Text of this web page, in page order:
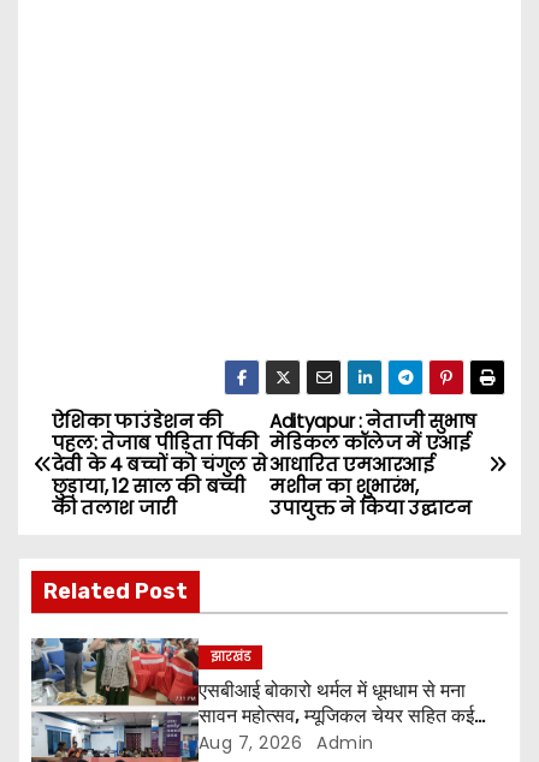
P
o
t
n
a
v
Adityapur : नेताजी सुभाष
मेडिकल कॉलेज में एआई
आधारित एमआरआई
मशीन का शुभारंभ,
उपायुक्त ने किया उद्घाटन
ऐशिका फाउंडेशन की
पहल: तेजाब पीड़िता पिंकी
देवी के 4 बच्चों को चंगुल से
छुड़ाया, 12 साल की बच्ची
की तलाश जारी
Related Post
झारखंड
एसबीआई बोकारो थर्मल में धूमधाम से मना
सावन महोत्सव, म्यूजिकल चेयर सहित कई
प्रतियोगिताओं में महिलाओं ने दिखाया उत्साह
Aug 7, 2026 Admin